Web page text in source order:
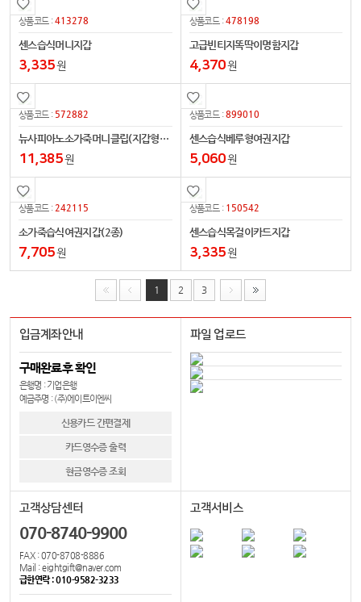
상품코드 :413278
센스습식머니지갑
3,335원
상품코드 :478198
고급빈티지똑딱이명함지갑
4,370원
상품코드 : 572882
뉴사피아노소가죽머니클립(지갑형2종)
11,385원
상품코드 :899010
센스습식베루형여권지갑
5,060원
상품코드 :242115
소가죽습식여권지갑(2종)
7,705원
상품코드 : 150542
센스습식목걸이카드지갑
3,335원
1 2 3
입금계좌안내
구매완료후 확인
은행명 : 기업은행
예금주명 : (주)에이트이엔씨
신용카드 간편결제
카드영수증 출력
현금영수증 조회
파일 업로드
고객상담센터
070-8740-9900
FAX : 070-8708-8886
Mail : eightgift@naver.com
급한연락 : 010-9582-3233
고객서비스